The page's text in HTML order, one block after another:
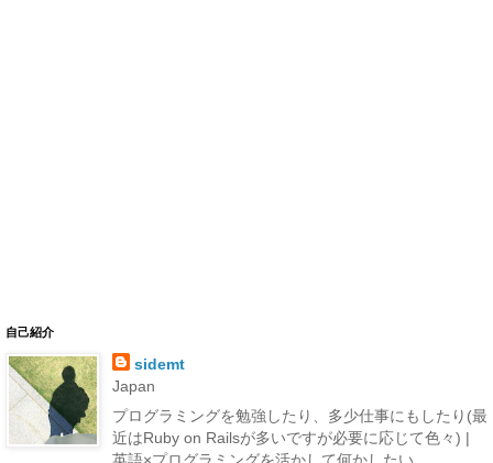
自己紹介
sidemt
Japan
プログラミングを勉強したり、多少仕事にもしたり(最
近はRuby on Railsが多いですが必要に応じて色々) |